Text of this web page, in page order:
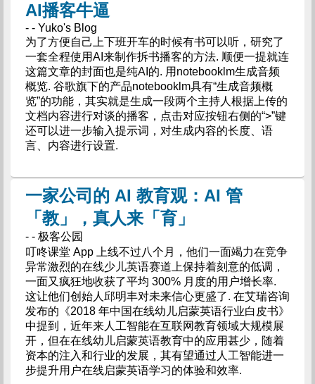
AI播客牛逼
- - Yuko's Blog
为了方便自己上下班开车的时候有书可以听，研究了
一套全程使用AI来制作拆书播客的方法. 顺便一提就连
这篇文章的封面也是纯AI的. 用notebooklm生成音频
概览. 谷歌旗下的产品notebooklm具有“生成音频概
览”的功能，其实就是生成一段两个主持人根据上传的
文档内容进行对谈的播客，点击对应按钮右侧的“>”键
还可以进一步输入提示词，对生成内容的长度、语
言、内容进行设置.
一家公司的 AI 教育观：AI 管
「教」，真人来「育」
- - 极客公园
叮咚课堂 App 上线不过八个月，他们一面竭力在竞争
异常激烈的在线少儿英语赛道上保持着刻意的低调，
一面又疯狂地收获了平均 300% 月度的用户增长率.
这让他们创始人邱明丰对未来信心更盛了. 在艾瑞咨询
发布的《2018 年中国在线幼儿启蒙英语行业白皮书》
中提到，近年来人工智能在互联网教育领域大规模展
开，但在在线幼儿启蒙英语教育中的应用甚少，随着
资本的注入和行业的发展，其有望通过人工智能进一
步提升用户在线启蒙英语学习的体验和效率.